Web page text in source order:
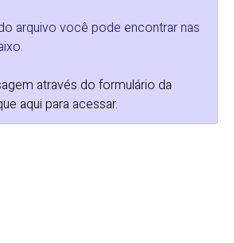
arquivo você pode encontrar nas
através do formulário da
aqui para acessar.